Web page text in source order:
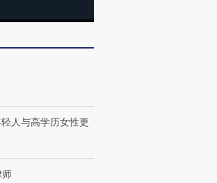
台
飞地休达
活方式·第三对
住三大增长引擎是什么？
人与高学历女性更
师